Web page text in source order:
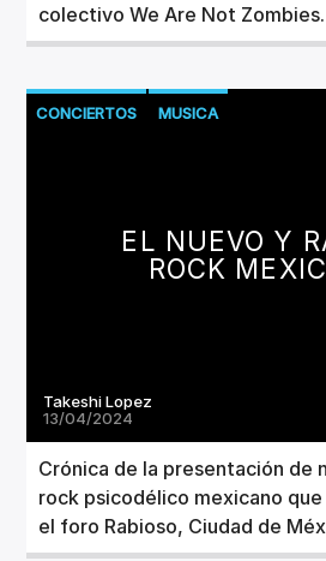
colectivo We Are Not Zombies.
CONCIERTOS MUSICA
EL NUEVO Y
ROCK
Takeshi Lopez
13/04/2024
Crónica de la presentación de
rock psicodélico mexicano
el foro Rabioso, Ciudad de